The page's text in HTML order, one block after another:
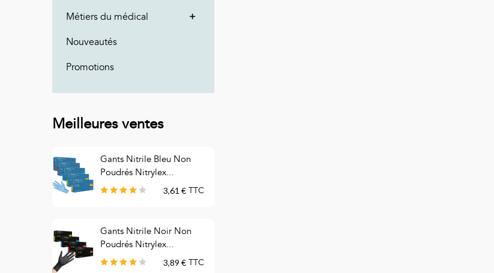
Métiers du médical
Nouveautés
Promotions
Meilleures ventes
Gants Nitrile Bleu Non
Poudrés Nitrylex...
3,61 € TTC
Gants Nitrile Noir Non
Poudrés Nitrylex...
3,89 € TTC